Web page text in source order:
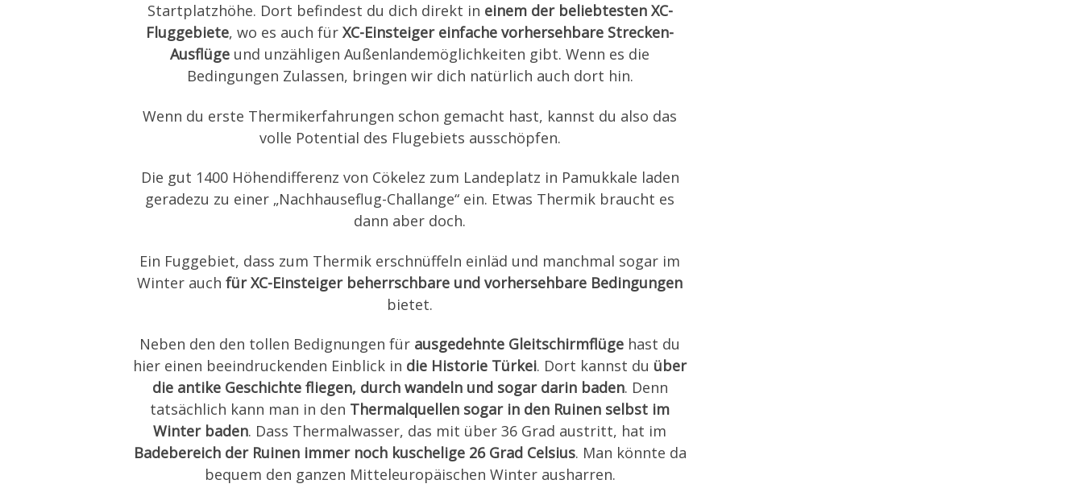
Startplatzhöhe. Dort befindest du dich direkt in einem der beliebtesten XC-
Fluggebiete, wo es auch fürXC-Einsteiger einfache vorhersehbare Strecken-
Ausflüge und unzähligen Außenlandemöglichkeiten gibt. Wenn es die
Bedingungen Zulassen, bringen wir dich natürlich auch dort hin.
Wenn du erste Thermikerfahrungen schon gemacht hast, kannst du also das
volle Potential des Flugebiets ausschöpfen.
Die gut 1400 Höhendifferenz von Cökelez zum Landeplatz in Pamukkale laden
geradezu zu einer „Nachhauseflug-Challange“ ein. Etwas Thermik braucht es
dann aber doch.
Ein Fuggebiet, dass zum Thermik erschnüffeln einläd und manchmal sogar im
Winter auchfür XC-Einsteiger beherrschbare und vorhersehbare Bedingungen
bietet.
Neben den den tollen Bedignungen für ausgedehnte Gleitschirmflüge hast du
hier einen beeindruckenden Einblick in die Historie Türkei. Dort kannst du über
die antike Geschichte fliegen, durch wandeln und sogar darin baden. Denn
tatsächlich kann man in den Thermalquellen sogar in den Ruinen selbst im
Winter baden. Dass Thermalwasser, das mit über 36 Grad austritt, hat im
Badebereich der Ruinen immer noch kuschelige 26 Grad Celsius. Man könnte da
bequem den ganzen Mitteleuropäischen Winter ausharren.